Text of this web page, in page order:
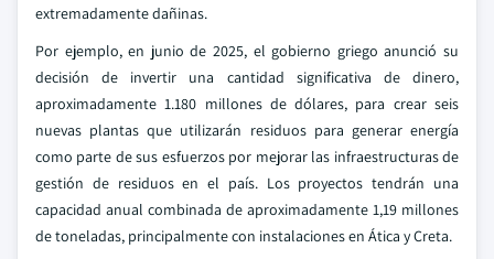
extremadamente dañinas.
Por ejemplo, en junio de 2025, el gobierno griego anunció su
decisión de invertir una cantidad significativa de dinero,
aproximadamente 1.180 millones de dólares, para crear seis
nuevas plantas que utilizarán residuos para generar energía
como parte de sus esfuerzos por mejorar las infraestructuras de
gestión de residuos en el país. Los proyectos tendrán una
capacidad anual combinada de aproximadamente 1,19 millones
de toneladas, principalmente con instalaciones en Ática y Creta.